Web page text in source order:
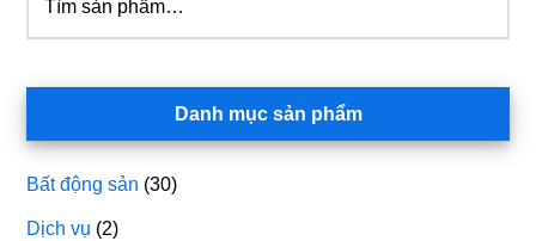
kiếm:
Danh mục sản phẩm
Bất động sản (30)
Dịch vụ (2)